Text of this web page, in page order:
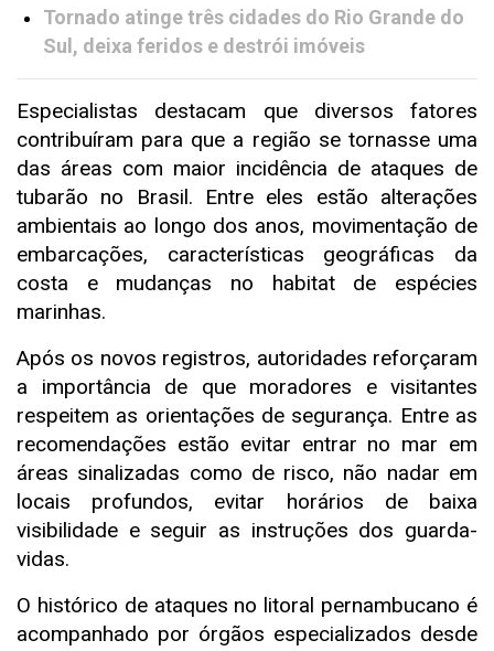
Tornado atinge três cidades do Rio Grande do
Sul, deixa feridos e destrói imóveis
Especialistas destacam que diversos fatores
contribuíram para que a região se tornasse uma
das áreas com maior incidência de ataques de
tubarão no Brasil. Entre eles estão alterações
ambientais ao longo dos anos, movimentação de
embarcações, características geográficas da
costa e mudanças no habitat de espécies
marinhas.
Após os novos registros, autoridades reforçaram
a importância de que moradores e visitantes
respeitem as orientações de segurança. Entre as
recomendações estão evitar entrar no mar em
áreas sinalizadas como de risco, não nadar em
locais profundos, evitar horários de baixa
visibilidade e seguir as instruções dos guarda-
vidas.
O histórico de ataques no litoral pernambucano é
acompanhado por órgãos especializados desde